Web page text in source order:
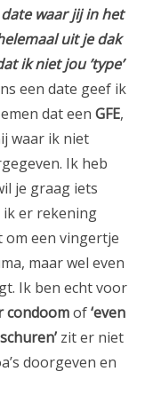
waar jij in het
uit je dak
ik niet jou ’type’
een date geef ik
dat een GFE,
waar ik niet
Ik heb
je graag iets
ik er rekening
om een vingertje
maar wel even
Ik ben echt voor
condoomof‘even
zit er niet
doorgeven en